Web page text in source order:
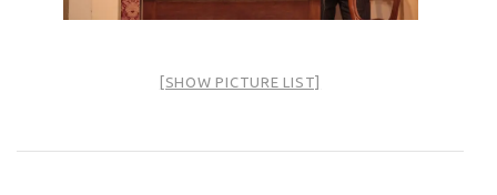
[SHOW PICTURE LIST]